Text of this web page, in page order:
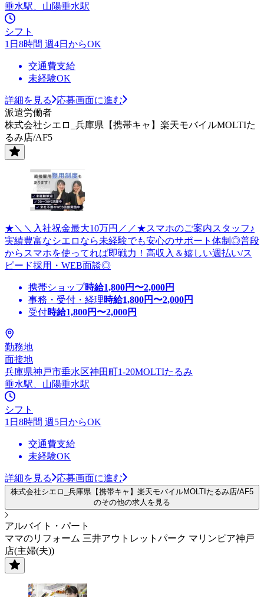
垂水駅、山陽垂水駅
シフト
1日8時間 週4日からOK
交通費支給
未経験OK
詳細を見る
応募画面に進む
派遣労働者
株式会社シエロ_兵庫県【携帯キャ】楽天モバイルMOLTIた
るみ店/AF5
★＼＼入社祝金最大10万円／／★スマホのご案内スタッフ♪
実績豊富なシエロなら未経験でも安心のサポート体制◎普段
からスマホを使ってれば即戦力！高収入＆嬉しい週払い/ス
ピード採用・WEB面談◎
携帯ショップ時給1,800円〜2,000円
事務・受付・経理時給1,800円〜2,000円
受付時給1,800円〜2,000円
勤務地
面接地
兵庫県神戸市垂水区神田町1-20MOLTIたるみ
垂水駅、山陽垂水駅
シフト
1日8時間 週5日からOK
交通費支給
未経験OK
詳細を見る 応募画面に進む
株式会社シエロ_兵庫県【携帯キャ】楽天モバイルMOLTIたるみ店/AF5
のその他の求人を見る
アルバイト・パート
ママのリフォーム 三井アウトレットパーク マリンピア神戸
店(主婦(夫))